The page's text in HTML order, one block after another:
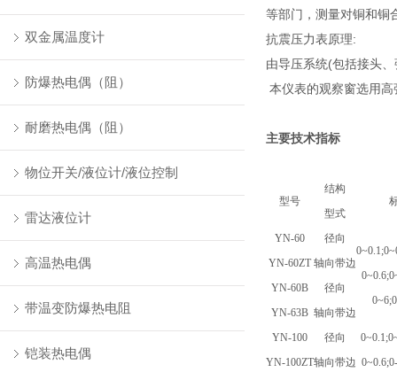
双金属温度计
防爆热电偶（阻）
耐磨热电偶（阻）
物位开关/液位计/液位控制
雷达液位计
高温热电偶
带温变防爆热电阻
铠装热电偶
等部门，测量对铜和铜
抗震压力表原理:
由导压系统(包括接头
本仪表的观察窗选用
主要技术指标
型号
结构
型式
YN-60
径向
YN-60ZT 轴向带边
YN-60B
径向
YN-63B 轴向带边
YN-100
径向
YN-100ZT轴向带边